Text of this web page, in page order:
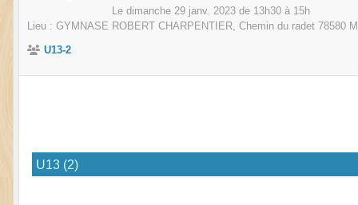
Le dimanche 29 janv. 2023 de 13h30 à 15h
Lieu : GYMNASE ROBERT CHARPENTIER, Chemin du radet 78580
U13-2
U13 (2)